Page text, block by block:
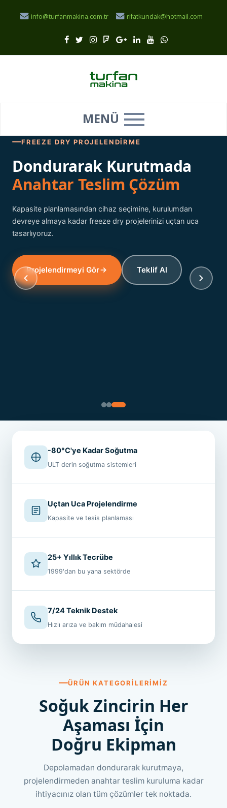
info@turfanmakina.com.tr rifatkundak@hotmail.com
MENÜ
FREEZE DRY PROJELENDIRME
Dondurarak Kurutmada
Anahtar Teslim Çözüm
Kapasite planlamasından cihaz seçimine, kurulumdan
devreye almaya kadar freeze dry projelerinizi uçtan uca
tasarlıyoruz.
Projelendirmeyi Gör Teklif Al
-80°C'ye Kadar Soğutma
ULT derin soğutma sistemleri
Uçtan Uca Projelendirme
Kapasite ve tesis planlaması
25+ Yıllık Tecrübe
1999'dan bu yana sektörde
7/24 Teknik Destek
Hızlı arıza ve bakım müdahalesi
ÜRÜN KATEGORILERIMIZ
Soğuk Zincirin Her
Aşaması İçin
Doğru Ekipman
Depolamadan dondurarak kurutmaya,
projelendirmeden anahtar teslim kuruluma kadar
ihtiyacınız olan tüm çözümler tek noktada.